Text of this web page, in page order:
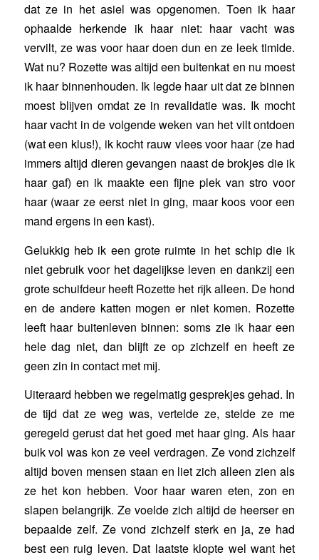
dat ze in het asiel was opgenomen. Toen ik haar
ophaalde herkende ik haar niet: haar vacht was
vervilt, ze was voor haar doen dun en ze leek timide.
Wat nu? Rozette was altijd een buitenkat en nu moest
ik haar binnenhouden. Ik legde haar uit dat ze binnen
moest blijven omdat ze in revalidatie was. Ik mocht
haar vacht in de volgende weken van het vilt ontdoen
(wat een klus!), ik kocht rauw vlees voor haar (ze had
immers altijd dieren gevangen naast de brokjes die ik
haar gaf) en ik maakte een fijne plek van stro voor
haar (waar ze eerst niet in ging, maar koos voor een
mand ergens in een kast).
Gelukkig heb ik een grote ruimte in het schip die ik
niet gebruik voor het dagelijkse leven en dankzij een
grote schuifdeur heeft Rozette het rijk alleen. De hond
en de andere katten mogen er niet komen. Rozette
leeft haar buitenleven binnen: soms zie ik haar een
hele dag niet, dan blijft ze op zichzelf en heeft ze
geen zin in contact met mij.
Uiteraard hebben we regelmatig gesprekjes gehad. In
de tijd dat ze weg was, vertelde ze, stelde ze me
geregeld gerust dat het goed met haar ging. Als haar
buik vol was kon ze veel verdragen. Ze vond zichzelf
altijd boven mensen staan en liet zich alleen zien als
ze het kon hebben. Voor haar waren eten, zon en
slapen belangrijk. Ze voelde zich altijd de heerser en
bepaalde zelf. Ze vond zichzelf sterk en ja, ze had
best een ruig leven. Dat laatste klopte wel want het